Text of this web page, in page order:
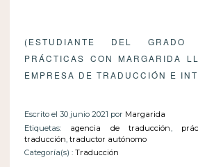
(ESTUDIANTE DEL
PRÁCTICAS CON MARGARIDA
EMPRESA DE TRADUCCIÓN E
Escrito el 30 junio 2021 por Margarida
Etiquetas:
agencia de traducción
traducción traductor autónomo
Categoría(s) : Traducción